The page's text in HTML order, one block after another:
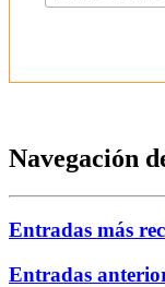
Navegación
Entradas más
Entradas